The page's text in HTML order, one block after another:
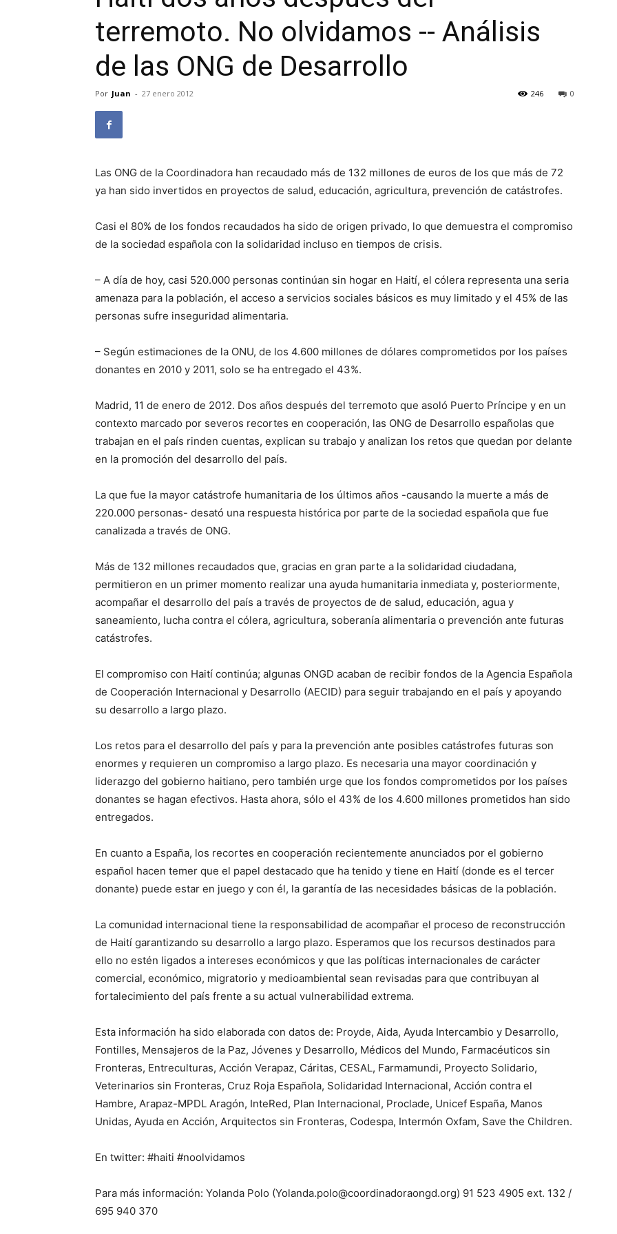
terremoto. No olvidamos -- Análisis
de las ONG de Desarrollo
Por Juan - 27 enero 2012 0
246
Las ONG de la Coordinadora han recaudado más de 132 millones de euros de los que más de 72
ya han sido invertidos en proyectos de salud, educación, agricultura, prevención de catástrofes.
Casi el 80% de los fondos recaudados ha sido de origen privado, lo que demuestra el compromiso
de la sociedad española con la solidaridad incluso en tiempos de crisis.
– A día de hoy, casi 520.000 personas continúan sin hogar en Haití, el cólera representa una seria
amenaza para la población, el acceso a servicios sociales básicos es muy limitado y el 45% de las
personas sufre inseguridad alimentaria.
– Según estimaciones de la ONU, de los 4.600 millones de dólares comprometidos por los países
donantes en 2010 y 2011, solo se ha entregado el 43%.
Madrid, 11 de enero de 2012. Dos años después del terremoto que asoló Puerto Príncipe y en un
contexto marcado por severos recortes en cooperación, las ONG de Desarrollo españolas que
trabajan en el país rinden cuentas, explican su trabajo y analizan los retos que quedan por delante
en la promoción del desarrollo del país.
La que fue la mayor catástrofe humanitaria de los últimos años -causando la muerte a más de
220.000 personas- desató una respuesta histórica por parte de la sociedad española que fue
canalizada a través de ONG.
Más de 132 millones recaudados que, gracias en gran parte a la solidaridad ciudadana,
permitieron en un primer momento realizar una ayuda humanitaria inmediata y, posteriormente,
acompañar el desarrollo del país a través de proyectos de de salud, educación, agua y
saneamiento, lucha contra el cólera, agricultura, soberanía alimentaria o prevención ante futuras
catástrofes.
El compromiso con Haití continúa; algunas ONGD acaban de recibir fondos de la Agencia Española
de Cooperación Internacional y Desarrollo (AECID) para seguir trabajando en el país y apoyando
su desarrollo a largo plazo.
Los retos para el desarrollo del país y para la prevención ante posibles catástrofes futuras son
enormes y requieren un compromiso a largo plazo. Es necesaria una mayor coordinación y
liderazgo del gobierno haitiano, pero también urge que los fondos comprometidos por los países
donantes se hagan efectivos. Hasta ahora, sólo el 43% de los 4.600 millones prometidos han sido
entregados.
En cuanto a España, los recortes en cooperación recientemente anunciados por el gobierno
español hacen temer que el papel destacado que ha tenido y tiene en Haití (donde es el tercer
donante) puede estar en juego y con él, la garantía de las necesidades básicas de la población.
La comunidad internacional tiene la responsabilidad de acompañar el proceso de reconstrucción
de Haití garantizando su desarrollo a largo plazo. Esperamos que los recursos destinados para
ello no estén ligados a intereses económicos y que las políticas internacionales de carácter
comercial, económico, migratorio y medioambiental sean revisadas para que contribuyan al
fortalecimiento del país frente a su actual vulnerabilidad extrema.
Esta información ha sido elaborada con datos de: Proyde, Aida, Ayuda Intercambio y Desarrollo,
Fontilles, Mensajeros de la Paz, Jóvenes y Desarrollo, Médicos del Mundo, Farmacéuticos sin
Fronteras, Entreculturas, Acción Verapaz, Cáritas, CESAL, Farmamundi, Proyecto Solidario,
Veterinarios sin Fronteras, Cruz Roja Española, Solidaridad Internacional, Acción contra el
Hambre, Arapaz-MPDL Aragón, InteRed, Plan Internacional, Proclade, Unicef España, Manos
Unidas, Ayuda en Acción, Arquitectos sin Fronteras, Codespa, Intermón Oxfam, Save the Children.
En twitter: #haiti #noolvidamos
Para más información: Yolanda Polo (Yolanda.polo@coordinadoraongd.org) 91 523 4905 ext. 132 /
695 940 370